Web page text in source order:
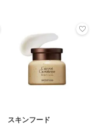
スキンフード